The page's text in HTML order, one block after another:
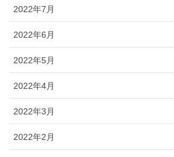
2022年7月
2022年6月
2022年5月
2022年4月
2022年3月
2022年2月